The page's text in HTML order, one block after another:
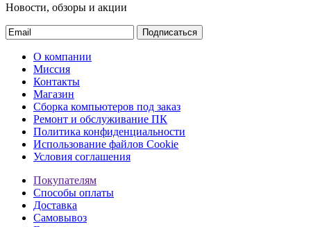
Новости, обзоры и акции
Подписаться
О компании
Миссия
Контакты
Магазин
Сборка компьютеров под заказ
Ремонт и обслуживание ПК
Политика конфиденциальности
Использование файлов Cookie
Условия соглашения
Покупателям
Способы оплаты
Доставка
Самовывоз